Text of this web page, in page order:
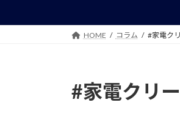
HOME コラム #家電ク
#家電クリ